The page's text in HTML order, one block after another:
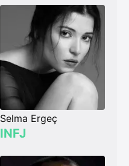
Selma Ergeç
INFJ